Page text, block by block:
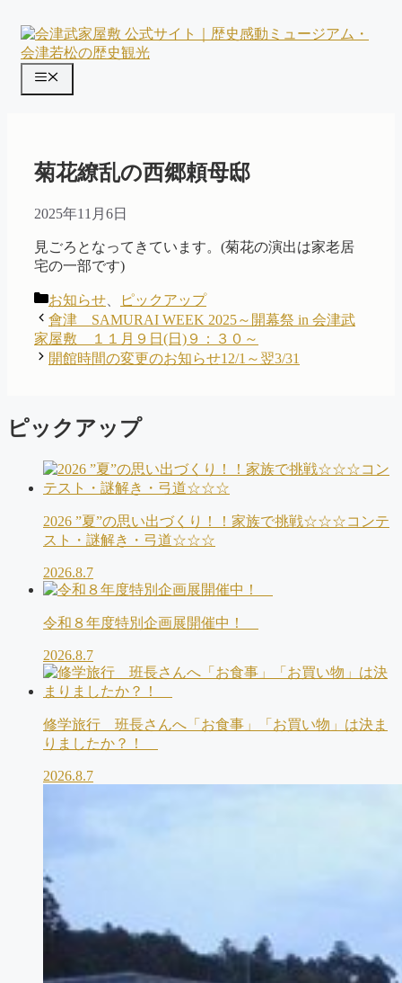
メ
ー
菊花繚乱の西郷頼母邸
2025年11月6日
見ごろとなってきています。(菊花の演出は家老居
宅の一部です)
カ
テ
ゴ
リ
お知らせ
ピックアップ
會津 SAMURAI WEEK 2025～開幕祭 in 会津武
家屋敷 １１月９日(日)９：３０～
開館時間の変更のお知らせ12/1～翌3/31
ピックアップ
2026 ”夏”の思い出づくり！！家族で挑戦☆☆☆コンテ
スト・謎解き・弓道☆☆☆
2026.8.7
令和８年度特別企画展開催中！
2026.8.7
修学旅行 班長さんへ「お食事」「お買い物」は決ま
りましたか？！
2026.8.7